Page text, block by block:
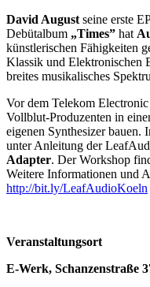
David August seine erste
Debütalbum „Times” hat
künstlerischen Fähigkeiten
Klassik und Elektronischen
breites musikalisches
Vor dem Telekom
Vollblut-Produzenten in
eigenen Synthesizer
unter Anleitung der
Adapter. Der Workshop
Weitere Informationen und
http://bit.ly/LeafAudioKoeln
Veranstaltungsort
E-Werk, Schanzenstraße